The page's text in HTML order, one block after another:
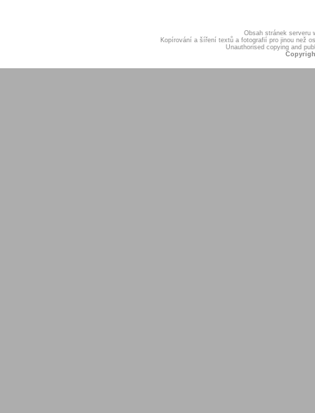
Obsah stránek serveru
Kopírování a šíření textů a fotografií pro jinou než
Unauthorised copying and